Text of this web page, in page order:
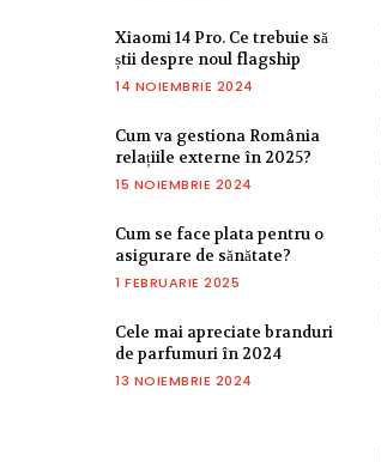
Xiaomi 14 Pro. Ce trebuie să
știi despre noul flagship
14 NOIEMBRIE 2024
Cum va gestiona România
relațiile externe în 2025?
15 NOIEMBRIE 2024
Cum se face plata pentru o
asigurare de sănătate?
1 FEBRUARIE 2025
Cele mai apreciate branduri
de parfumuri în 2024
13 NOIEMBRIE 2024